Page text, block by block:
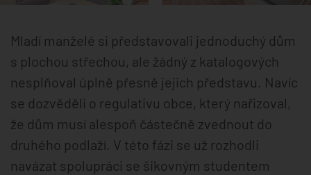
Mladí manželé si představovali jednoduchý dům
s plochou střechou, ale žádný z katalogových
nesplňoval úplně přesně jejich představu. Navíc
se dozvěděli o regulativu obce, který nařizoval,
že dům musí alespoň částečně zvednout do
druhého podlaží. V této fázi se už rozhodli
navázat spolupráci se šikovným studentem